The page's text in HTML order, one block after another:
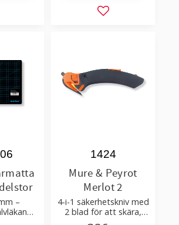
till i favoriter Lägg till i
–
säkrare
Mure & Peyrot
Merlot 2
4-i-1 säkerhetskniv med
2 blad för att skära,
öppna kartonger
1424